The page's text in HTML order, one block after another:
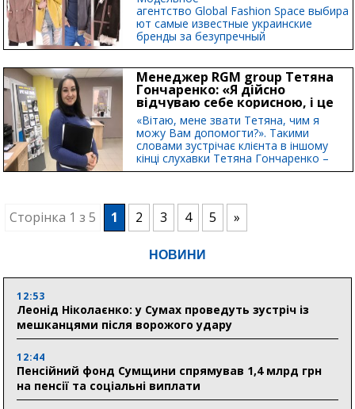
НОВИНИ
12:53
Леонід Ніколаєнко: у Сумах проведуть зустріч із
мешканцями після ворожого удару
12:44
Пенсійний фонд Сумщини спрямував 1,4 млрд грн
на пенсії та соціальні виплати
агентство Global Fashion Space выбира
ют самые известные украинские
бренды за безупречный
профессионализм, современное
к реализации каждого проекта.
Именно эти критерии стали
ключевыми для...
Менеджер RGM group Тетяна
Гончаренко: «Я дійсно
відчуваю себе корисною, і це
мотивує мене працювати...
«Вітаю, мене звати Тетяна, чим я
можу Вам допомогти?». Такими
словами зустрічає клієнта в іншому
кінці слухавки Тетяна Гончаренко –
менеджер з продажів компанії RGM
Сторінка 1 з 5 1 2 3 4 5 »